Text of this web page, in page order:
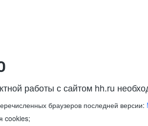
работы с сайтом hh.ru
браузеров последней версии:
cookies;